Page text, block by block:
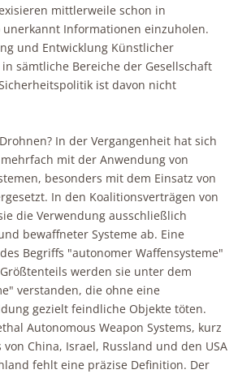
mittlerweile schon in
unerkannt Informationen einzuholen.
und Entwicklung Künstlicher
sämtliche Bereiche der Gesellschaft
ist davon nicht
In der Vergangenheit hat sich
mit der Anwendung von
besonders mit dem Einsatz von
In den Koalitionsverträgen von
die Verwendung ausschließlich
bewaffneter Systeme ab. Eine
Begriffs "autonomer Waffensysteme"
werden sie unter dem
verstanden, die ohne eine
gezielt feindliche Objekte töten.
Autonomous Weapon Systems, kurz
von China, Israel, Russland und den USA
fehlt eine präzise Definition. Der